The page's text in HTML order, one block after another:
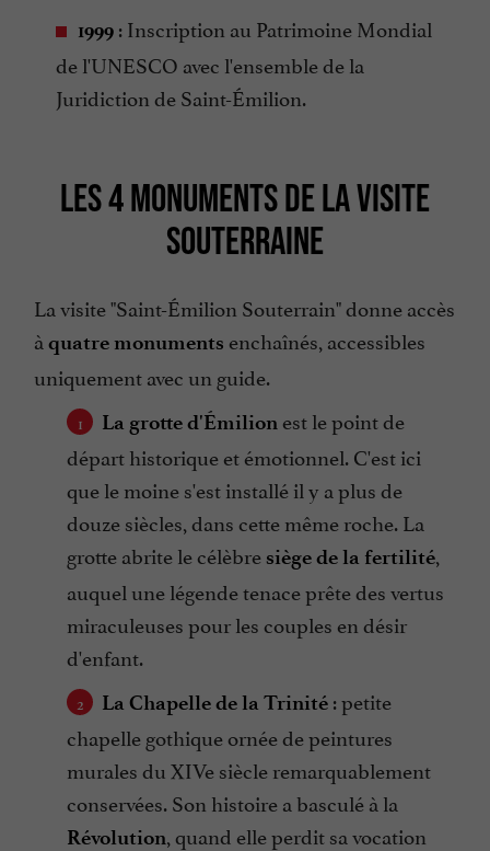
1999 : Inscription au Patrimoine Mondial
de l'UNESCO avec l'ensemble de la
Juridiction de Saint-Émilion.
LES 4 MONUMENTS DE LA VISITE
SOUTERRAINE
La visite "Saint-Émilion Souterrain" donne accès
à quatre monuments enchaînés, accessibles
uniquement avec un guide.
La grotte d'Émilion est le point de
départ historique et émotionnel. C'est ici
que le moine s'est installé il y a plus de
douze siècles, dans cette même roche. La
grotte abrite le célèbre siège de la fertilité
auquel une légende tenace prête des vertus
miraculeuses pour les couples en désir
d'enfant.
La Chapelle de la Trinité : petite
chapelle gothique ornée de peintures
murales du XIVe siècle remarquablement
conservées. Son histoire a basculé à la
Révolution , quand elle perdit sa vocation